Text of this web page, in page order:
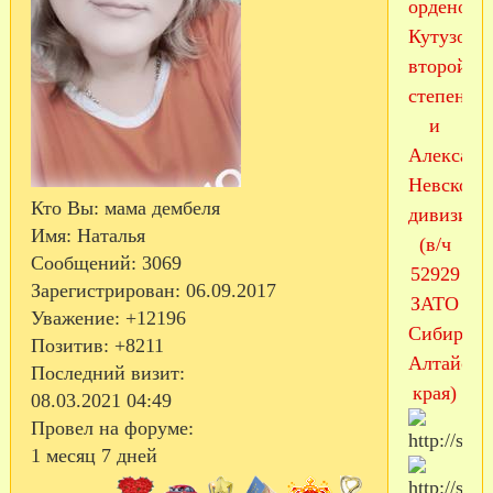
Кто Вы: мама дембеля
Имя: Наталья
Сообщений: 3069
Зарегистрирован: 06.09.2017
Уважение: +12196
Позитив: +8211
Последний визит:
08.03.2021 04:49
Провел на форуме:
1 месяц 7 дней
орденов
Кутузова
второй
степени
и
Невского
дивизия
(в/ч
52929
ЗАТО
края)